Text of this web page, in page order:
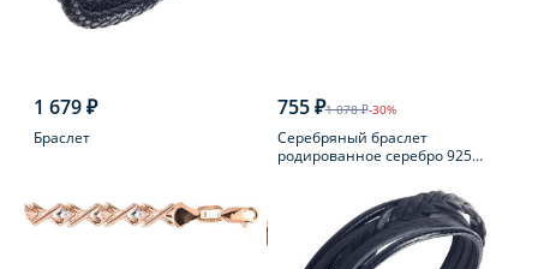
1 679 ₽
Браслет
755 ₽1 078 ₽-30%
Серебряный браслет
родированное серебро 925